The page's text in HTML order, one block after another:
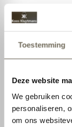
Deze website
We gebruiken
om ons
informatie over
voor social
kunnen deze
Andere
AANBIEDING